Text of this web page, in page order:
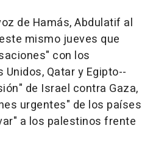
de Hamás, Abdulatif al
mismo jueves que
con los
Qatar y Egipto--
de Israel contra Gaza,
urgentes" de los países
a los palestinos frente